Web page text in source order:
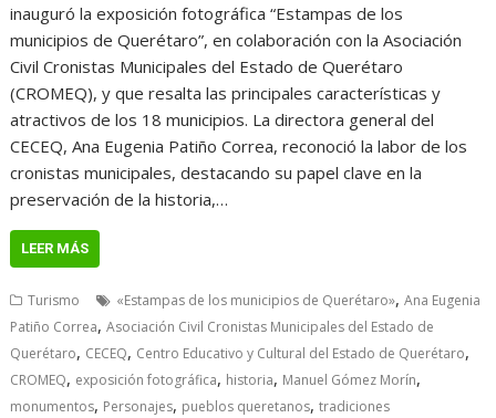
inauguró la exposición fotográfica “Estampas de los
municipios de Querétaro”, en colaboración con la Asociación
Civil Cronistas Municipales del Estado de Querétaro
(CROMEQ), y que resalta las principales características y
atractivos de los 18 municipios. La directora general del
CECEQ, Ana Eugenia Patiño Correa, reconoció la labor de los
cronistas municipales, destacando su papel clave en la
preservación de la historia,…
LEER MÁS
Turismo «Estampas de los municipios de Querétaro»,Ana Eugenia
Patiño Correa,Asociación Civil Cronistas Municipales del Estado de
Querétaro, CECEQ, Centro Educativo y Cultural del Estado de Querétaro,
CROMEQ, exposición fotográfica, historia, Manuel Gómez Morín,
monumentos, Personajes, pueblos queretanos,tradiciones